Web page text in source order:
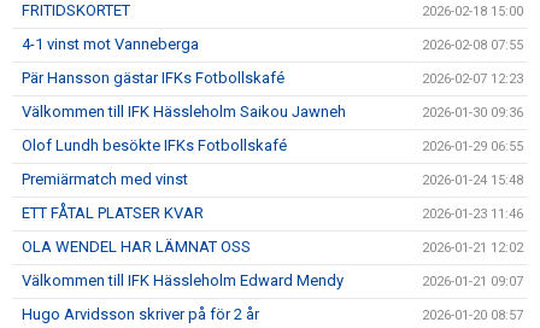
FRITIDSKORTET 2026-02-18 15:00
4-1 vinst mot Vanneberga 2026-02-08 07:55
Pär Hansson gästar IFKs Fotbollskafé 2026-02-07 12:23
Välkommen till IFK Hässleholm Saikou Jawneh 2026-01-30 09:36
Olof Lundh besökte IFKs Fotbollskafé 2026-01-29 06:55
Premiärmatch med vinst 2026-01-24 15:48
ETT FÅTAL PLATSER KVAR 2026-01-23 11:46
OLA WENDEL HAR LÄMNAT OSS 2026-01-21 12:02
Välkommen till IFK Hässleholm Edward Mendy 2026-01-21 09:07
Hugo Arvidsson skriver på för 2 år 2026-01-20 08:57